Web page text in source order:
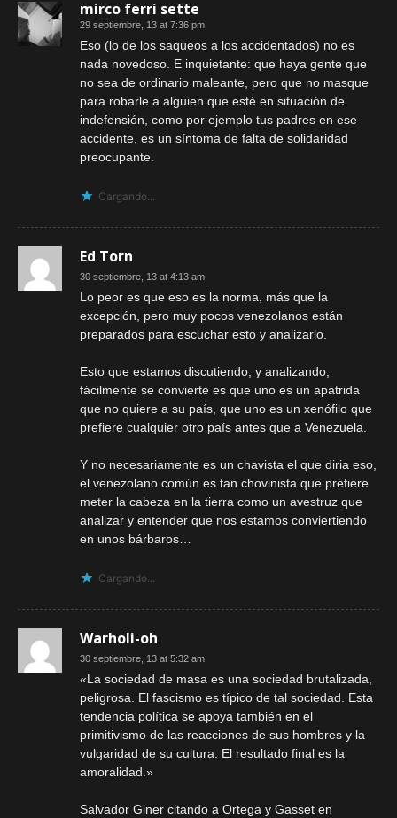
mirco ferri sette
29 septiembre, 13 at 7:36 pm
Eso (lo de los saqueos a los accidentados) no es
nada novedoso. E inquietante: que haya gente que
no sea de ordinario maleante, pero que no masque
para robarle a alguien que esté en situación de
indefensión, como por ejemplo tus padres en ese
accidente, es un síntoma de falta de solidaridad
preocupante.
Cargando...
Ed Torn
30 septiembre, 13 at 4:13 am
Lo peor es que eso es la norma, más que la
excepción, pero muy pocos venezolanos están
preparados para escuchar esto y analizarlo.
Esto que estamos discutiendo, y analizando,
fácilmente se convierte es que uno es un apátrida
que no quiere a su país, que uno es un xenófilo que
prefiere cualquier otro país antes que a Venezuela.
Y no necesariamente es un chavista el que diria eso,
el venezolano común es tan chovinista que prefiere
meter la cabeza en la tierra como un avestruz que
analizar y entender que nos estamos conviertiendo
en unos bárbaros…
Cargando...
Warholi-oh
30 septiembre, 13 at 5:32 am
«La sociedad de masa es una sociedad brutalizada,
peligrosa. El fascismo es típico de tal sociedad. Esta
tendencia política se apoya también en el
primitivismo de las reacciones de sus hombres y la
vulgaridad de su cultura. El resultado final es la
amoralidad.»
Salvador Giner citando a Ortega y Gasset en